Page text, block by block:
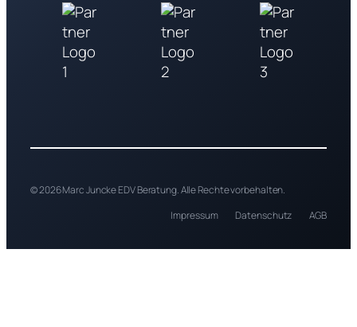
© 2026 Marc Juncke EDV Beratung. Alle Rechte vorbehalten.
Impressum
Datenschutz AGB